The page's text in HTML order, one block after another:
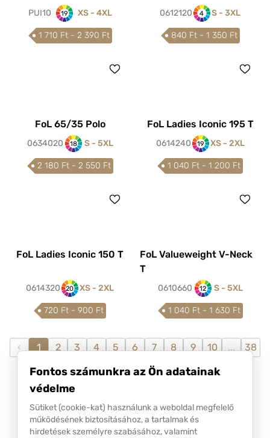
PUI10 19 XS - 4XL
1 710 Ft - 2 390 Ft
0612120 4 S - 3XL
840 Ft - 1 350 Ft
FoL 65/35 Polo
0634020 18 S - 5XL
2 180 Ft - 2 550 Ft
FoL Ladies Iconic 195 T
0614240 19 XS - 2XL
1 040 Ft - 1 200 Ft
FoL Ladies Iconic 150 T
0614320 20 XS - 2XL
720 Ft - 900 Ft
FoL Valueweight V-Neck
T
0610660 12 S - 5XL
1 040 Ft - 1 630 Ft
‹ 1 2 3 4 5 6 7 8 9 10 ...
38
39
›
Fontos számunkra az Ön adatainak
védelme
Sütiket (cookie-kat) használunk a weboldal megfelelő
működésének biztosításához, a tartalmak és
hirdetések személyre szabásához, valamint